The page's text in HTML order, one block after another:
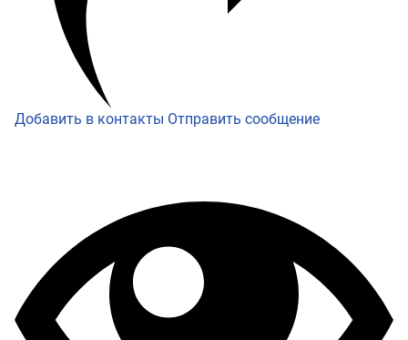
Добавить в контакты Отправить сообщение